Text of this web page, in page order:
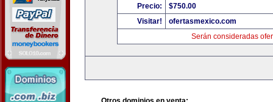
Precio:
$750.00
Visitar!
ofertasmexico.com
Serán consideradas